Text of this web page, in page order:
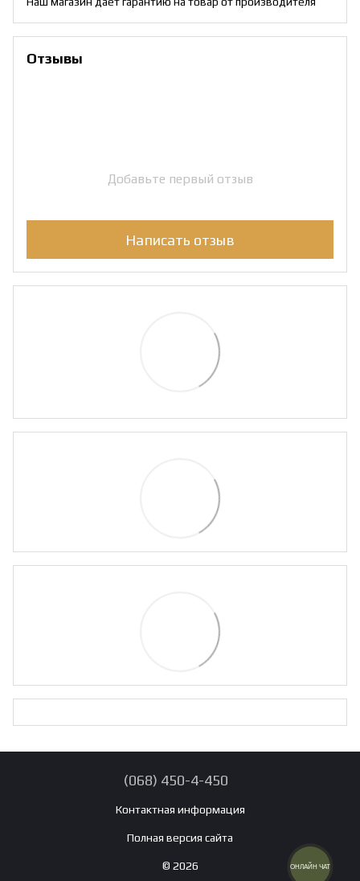
Отзывы
Добавьте первый отзыв
Написать отзыв
(068) 450-4-450
Контактная информация
Полная версия сайта
© 2026 ОНЛАЙН ЧАТ